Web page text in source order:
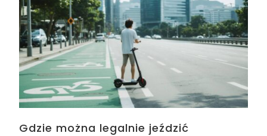
Gdzie można legalnie jeździć